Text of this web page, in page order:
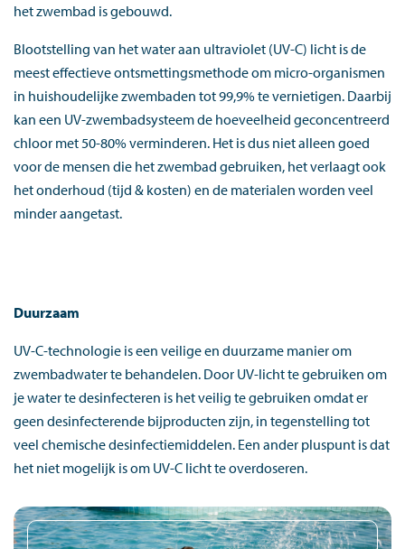
het zwembad is gebouwd.
Blootstelling van het water aan ultraviolet (UV-C) licht is de
meest effectieve ontsmettingsmethode om micro-organismen
in huishoudelijke zwembaden tot 99,9% te vernietigen. Daarbij
kan een UV-zwembadsysteem de hoeveelheid geconcentreerd
chloor met 50-80% verminderen. Het is dus niet alleen goed
voor de mensen die het zwembad gebruiken, het verlaagt ook
het onderhoud (tijd & kosten) en de materialen worden veel
minder aangetast.
Duurzaam
UV-C-technologie is een veilige en duurzame manier om
zwembadwater te behandelen. Door UV-licht te gebruiken om
je water te desinfecteren is het veilig te gebruiken omdat er
geen desinfecterende bijproducten zijn, in tegenstelling tot
veel chemische desinfectiemiddelen. Een ander pluspunt is dat
het niet mogelijk is om UV-C licht te overdoseren.